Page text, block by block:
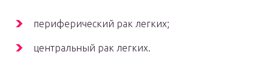
периферический рак легких;
центральный рак легких.